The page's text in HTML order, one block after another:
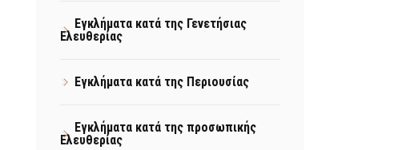
Εγκλήματα κατά της Γενετήσιας
Ελευθερίας
Εγκλήματα κατά της Περιουσίας
Εγκλήματα κατά της προσωπικής
Ελευθερίας